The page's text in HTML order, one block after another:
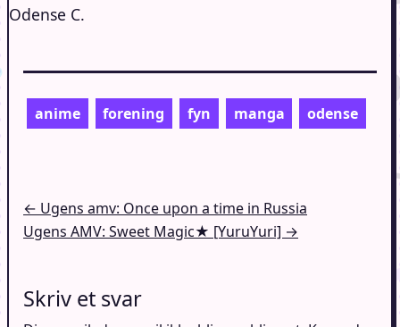
Odense C.
anime forening fyn manga odense
Indlægsnavigation
← Ugens amv: Once upon a time in Russia
Ugens AMV: Sweet Magic★ [YuruYuri] →
Skriv et svar